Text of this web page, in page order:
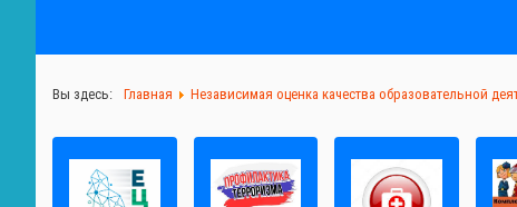
Вы здесь: Главная Независимая оценка качества образовательной